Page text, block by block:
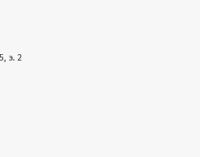
э. 2